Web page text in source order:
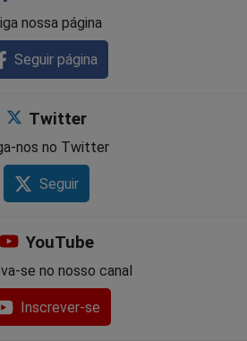
Messenger
nossa página
Seguir página
Twitter
nos no Twitter
Seguir
YouTube
se no nosso canal
Inscrever-se